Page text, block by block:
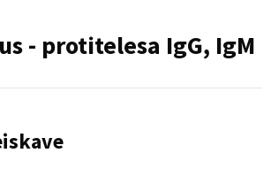
- protitelesa IgG, IgM